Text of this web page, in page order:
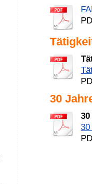
30
30